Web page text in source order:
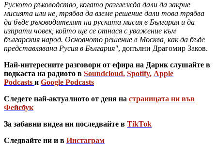
Руското ръководство, когато разглежда дали да закрие
мисията или не, трябва да вземе решение дали това трябва
да бъде ръководителят на руската мисия в България и да
изпрати човек, който ще се отнася с уважение към
българския народ. Основното решение в Москва, как да бъде
представлявана Русия в България", допълни Драгомир Заков.
Най-интересните разговори от ефира на Дарик слушайте в
подкаста на радиото в Soundcloud, Spotify, Apple
Podcasts и Google Podcasts
Следете най-актуалното от деня на страницата ни във
Фейсбук
За забавни видеа ни последвайте в TikTok
Следвайте ни и в Инстаграм